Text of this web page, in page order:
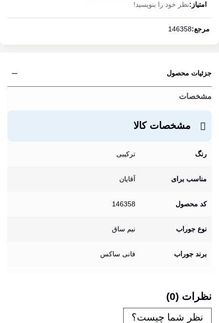
امتیاز:نظر خود را بنویسید!
مرجع:146358
جزئیات محصول
مشخصات
مشخصات کالا
رنگ ترکیبی
مناسب برای آقایان
کد محصول 146358
نوع جوراب نیم ساق
برند جوراب فانی ساکس
نظرات (0)
نظر شما چیست؟